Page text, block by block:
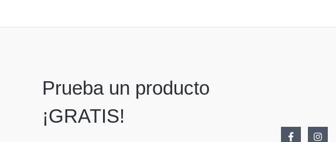
Prueba un producto
¡GRATIS!